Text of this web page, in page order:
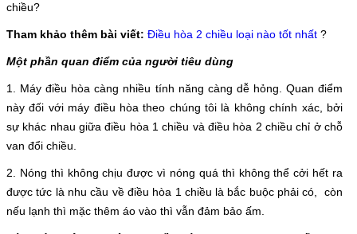
chiều?
Tham khảo thêm bài viết: Điều hòa 2 chiều loại nào tốt nhất ?
Một phần quan điểm của người tiêu dùng
1. Máy điều hòa càng nhiều tính năng càng dễ hỏng. Quan điểm
này đối với máy điều hòa theo chúng tôi là không chính xác, bởi
sự khác nhau giữa điều hòa 1 chiều và điều hòa 2 chiều chỉ ở chỗ
van đổi chiều.
2. Nóng thì không chịu được vì nóng quá thì không thể cởi hết ra
được tức là nhu cầu về điều hòa 1 chiều là bắc buộc phải có, còn
nếu lạnh thì mặc thêm áo vào thì vẫn đảm bảo ấm.